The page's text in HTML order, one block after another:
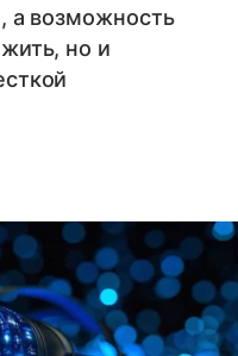
а возможность
но и